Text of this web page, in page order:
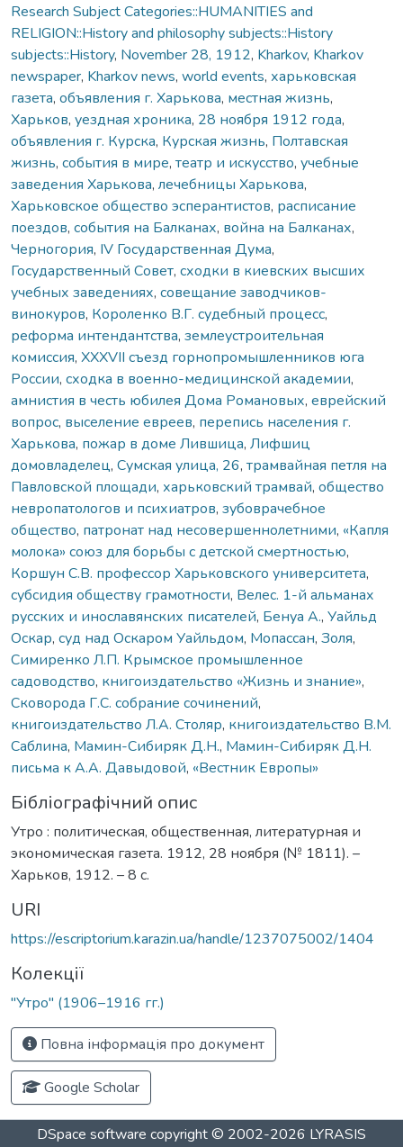
Research Subject Categories::HUMANITIES and
RELIGION::History and philosophy subjects::History
subjects::History, November 28, 1912, Kharkov, Kharkov
newspaper, Kharkov news, world events, харьковская
газета, объявления г. Харькова, местная жизнь,
Харьков, уездная хроника, 28 ноября 1912 года,
объявления г. Курска, Курская жизнь, Полтавская
жизнь, события в мире, театр и искусство, учебные
заведения Харькова, лечебницы Харькова,
Харьковское общество эсперантистов, расписание
поездов, события на Балканах, война на Балканах,
Черногория, IV Государственная Дума,
Государственный Совет, сходки в киевских высших
учебных заведениях, совещание заводчиков-
винокуров, Короленко В.Г. судебный процесс,
реформа интендантства, землеустроительная
комиссия, XXXVII съезд горнопромышленников юга
России, сходка в военно-медицинской академии,
амнистия в честь юбилея Дома Романовых, еврейский
вопрос, выселение евреев, перепись населения г.
Харькова, пожар в доме Лившица, Лифшиц
домовладелец, Сумская улица, 26, трамвайная петля на
Павловской площади, харьковский трамвай, общество
невропатологов и психиатров, зубоврачебное
общество, патронат над несовершеннолетними, «Капля
молока» союз для борьбы с детской смертностью,
Коршун С.В. профессор Харьковского университета,
субсидия обществу грамотности, Велес. 1-й альманах
русских и инославянских писателей, Бенуа А., Уайльд
Оскар, суд над Оскаром Уайльдом, Мопассан, Золя,
Симиренко Л.П. Крымское промышленное
садоводство, книгоиздательство «Жизнь и знание»,
Сковорода Г.С. собрание сочинений,
книгоиздательство Л.А. Столяр, книгоиздательство В.М.
Саблина, Мамин-Сибиряк Д.Н., Мамин-Сибиряк Д.Н.
письма к А.А. Давыдовой, «Вестник Европы»
Бібліографічний опис
Утро : политическая, общественная, литературная и
экономическая газета. 1912, 28 ноября (№ 1811). –
Харьков, 1912. – 8 с.
URI
https://escriptorium.karazin.ua/handle/1237075002/1404
Колекції
"Утро" (1906–1916 гг.)
Повна інформація про документ
Google Scholar
DSpace software copyright © 2002-2026 LYRASIS